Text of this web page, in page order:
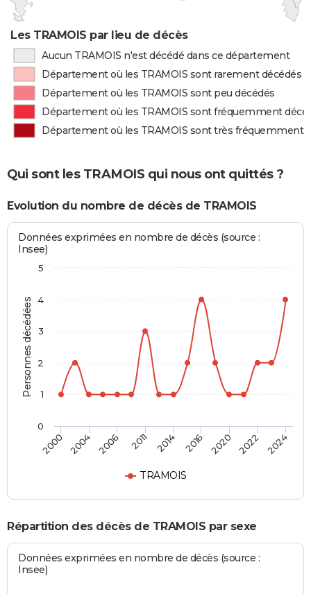
Les TRAMOIS par lieu de décès
Aucun TRAMOIS n'est décédé dans ce département
Département où les TRAMOIS sont rarement décédés
Département où les TRAMOIS sont peu décédés
Département où les TRAMOIS sont fréquemment
Département où les TRAMOIS sont très fréquemment
Qui sont les TRAMOIS qui nous ont quittés ?
Evolution du nombre de décès de TRAMOIS
Personnes décédées
Données exprimées en nombre de décès (source :
Insee)
TRAMOIS
2000 2004 2006 2011 2014 2016 2020 2022 2024
0
1
2
3
4
5
Répartition des décès de TRAMOIS par sexe
Données exprimées en nombre de décès (source :
Insee)